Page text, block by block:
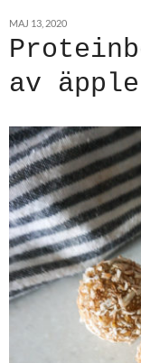
MAJ 13, 2020
av